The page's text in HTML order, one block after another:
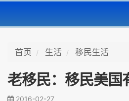
首页 生活 移民生活
老移民：移民美国
2016-02-27